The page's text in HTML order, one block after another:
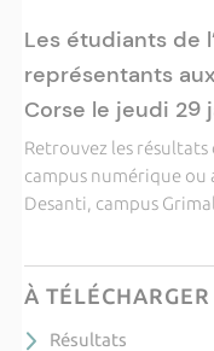
Les étudiants de
représentants
Corse le jeudi 29
Retrouvez les
campus numérique ou
Desanti, campus
À TÉLÉCHARGER
Résultats